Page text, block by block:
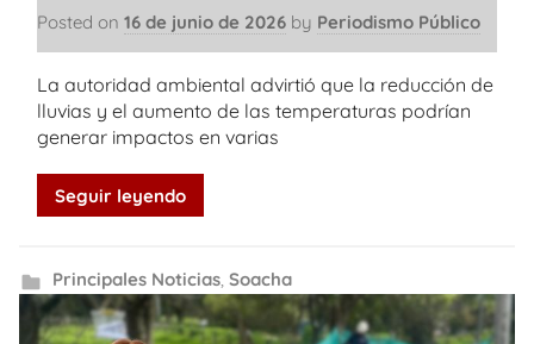
Posted on 16 de junio de 2026 by Periodismo Público
La autoridad ambiental advirtió que la reducción de
lluvias y el aumento de las temperaturas podrían
generar impactos en varias
Seguir leyendo
Principales Noticias, Soacha